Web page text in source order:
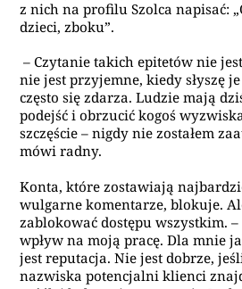
z nich na profilu Szolca napisać:
dzieci, zboku”.
– Czytanie takich epitetów nie
nie jest przyjemne, kiedy słyszę
często się zdarza. Ludzie mają
podejść i obrzucić kogoś
szczęście – nigdy nie zostałem
mówi radny.
Konta, które zostawiają
wulgarne komentarze, blokuje.
zablokować dostępu wszystkim.
wpływ na moją pracę. Dla mnie
jest reputacja. Nie jest dobrze,
nazwiska potencjalni klienci